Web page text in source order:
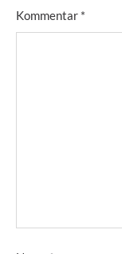
Kommentar *